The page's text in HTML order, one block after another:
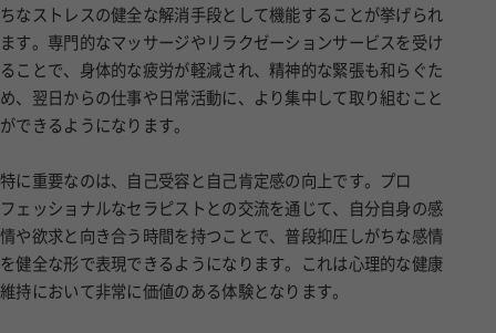
ちなストレスの健全な解消手段として機能することが挙げられ
ます。専門的なマッサージやリラクゼーションサービスを受け
ることで、身体的な疲労が軽減され、精神的な緊張も和らぐた
め、翌日からの仕事や日常活動に、より集中して取り組むこと
ができるようになります。
特に重要なのは、自己受容と自己肯定感の向上です。プロ
フェッショナルなセラピストとの交流を通じて、自分自身の感
情や欲求と向き合う時間を持つことで、普段抑圧しがちな感情
を健全な形で表現できるようになります。これは心理的な健康
維持において非常に価値のある体験となります。